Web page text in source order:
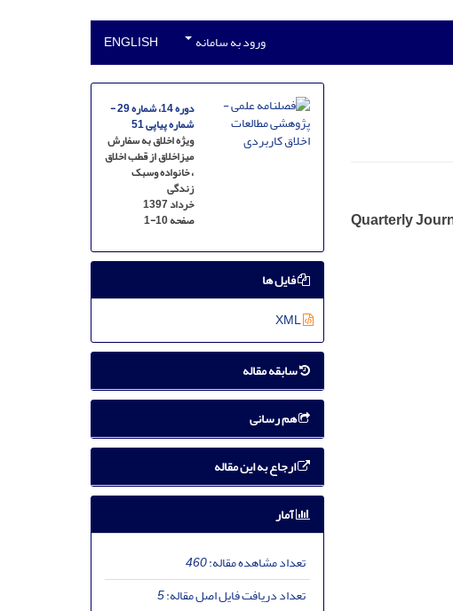
ورود به سامانه ENGLISH
Quarterly
دوره 14، شماره 29 -
شماره پیاپی 51
ویژه اخلاق به سفارش
میزاخلاق از قطب اخلاق
، خانواده وسبک
زندگی
خرداد 1397
صفحه1-10
فایل ها
XML
سابقه مقاله
هم رسانی
ارجاع به این مقاله
آمار
تعداد مشاهده مقاله:460
تعداد دریافت فایل اصل مقاله:5